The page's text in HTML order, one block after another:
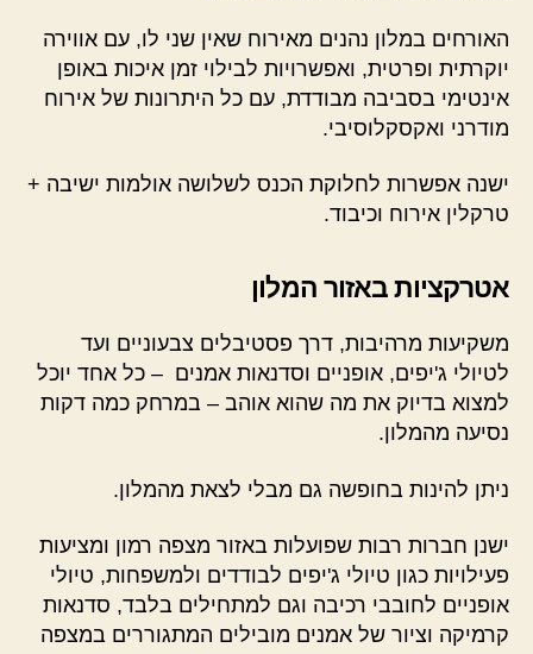
האורחים במלון נהנים מאירוח שאין שני לו, עם אווירה
יוקרתית ופרטית, ואפשרויות לבילוי זמן איכות באופן
אינטימי בסביבה מבודדת, עם כל היתרונות של אירוח
מודרני ואקסקלוסיבי.
ישנה אפשרות לחלוקת הכנס לשלושה אולמות ישיבה +
טרקלין אירוח וכיבוד.
אטרקציות באזור המלון
משקיעות מרהיבות, דרך פסטיבלים צבעוניים ועד
לטיולי ג'יפים, אופניים וסדנאות אמנים – כל אחד יוכל
למצוא בדיוק את מה שהוא אוהב – במרחק כמה דקות
נסיעה מהמלון.
ניתן להינות בחופשה גם מבלי לצאת מהמלון.
ישנן חברות רבות שפועלות באזור מצפה רמון ומציעות
פעילויות כגון טיולי ג'יפים לבודדים ולמשפחות, טיולי
אופניים לחובבי רכיבה וגם למתחילים בלבד, סדנאות
קרמיקה וציור של אמנים מובילים המתגוררים במצפה